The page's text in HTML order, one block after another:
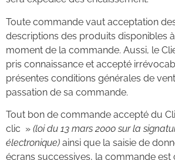
Toute commande vaut acceptation
descriptions des produits disponibles
moment de la commande. Aussi, le
pris connaissance et accepté
présentes conditions générales de
passation de sa commande.
Tout bon de commande accepté du
clic » (loi du 13 mars 2000 sur la
électronique) ainsi que la saisie de
écrans successives, la commande est